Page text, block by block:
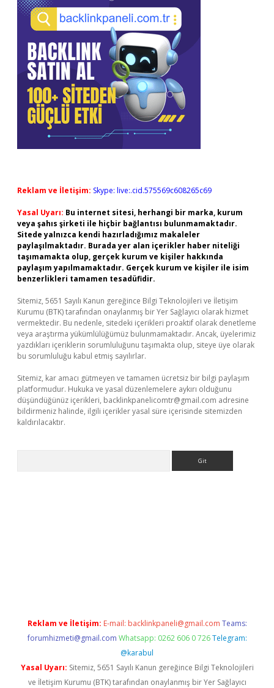
Reklam ve İletişim: Skype: live:.cid.575569c608265c69
Yasal Uyarı: Bu internet sitesi, herhangi bir marka, kurum
veya şahıs şirketi ile hiçbir bağlantısı bulunmamaktadır.
Sitede yalnızca kendi hazırladığımız makaleler
paylaşılmaktadır. Burada yer alan içerikler haber niteliği
taşımamakta olup, gerçek kurum ve kişiler hakkında
paylaşım yapılmamaktadır. Gerçek kurum ve kişiler ile isim
benzerlikleri tamamen tesadüfidir.
Sitemiz, 5651 Sayılı Kanun gereğince Bilgi Teknolojileri ve İletişim
Kurumu (BTK) tarafından onaylanmış bir Yer Sağlayıcı olarak hizmet
vermektedir. Bu nedenle, sitedeki içerikleri proaktif olarak denetleme
veya araştırma yükümlülüğümüz bulunmamaktadır. Ancak, üyelerimiz
yazdıkları içeriklerin sorumluluğunu taşımakta olup, siteye üye olarak
bu sorumluluğu kabul etmiş sayılırlar.
Sitemiz, kar amacı gütmeyen ve tamamen ücretsiz bir bilgi paylaşım
platformudur. Hukuka ve yasal düzenlemelere aykırı olduğunu
düşündüğünüz içerikleri, backlinkpanelicomtr@gmail.com adresine
bildirmeniz halinde, ilgili içerikler yasal süre içerisinde sitemizden
kaldırılacaktır.
Reklam ve İletişim: E-mail: backlinkpaneli@gmail.com Teams:
forumhizmeti@gmail.com Whatsapp: 0262 606 0 726 Telegram:
@karabul
Yasal Uyarı: Sitemiz, 5651 Sayılı Kanun gereğince Bilgi Teknolojileri
ve İletişim Kurumu (BTK) tarafından onaylanmış bir Yer Sağlayıcı